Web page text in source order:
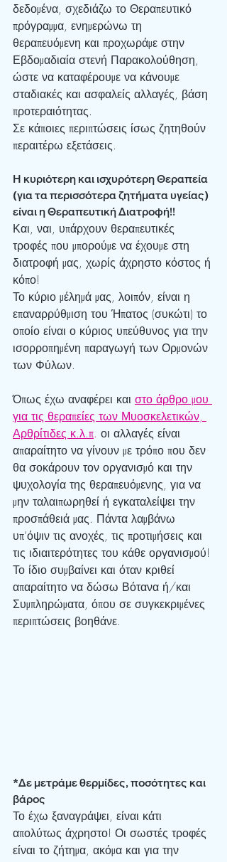
δεδομένα, σχεδιάζω το Θεραπευτικό
πρόγραμμα, ενημερώνω τη
θεραπευόμενη και προχωράμε στην
Εβδομαδιαία στενή Παρακολούθηση,
ώστε να καταφέρουμε να κάνουμε
σταδιακές και ασφαλείς αλλαγές, βάση
προτεραιότητας.
Σε κάποιες περιπτώσεις ίσως ζητηθούν
περαιτέρω εξετάσεις.
Η κυριότερη και ισχυρότερη Θεραπεία
(για τα περισσότερα ζητήματα υγείας)
είναι η Θεραπευτική Διατροφή!!
Και, ναι, υπάρχουν θεραπευτικές
τροφές που μπορούμε να έχουμε στη
διατροφή μας, χωρίς άχρηστο κόστος ή
κόπο!
Το κύριο μέλημά μας, λοιπόν, είναι η
επαναρρύθμιση του Ήπατος (συκώτι) το
οποίο είναι ο κύριος υπεύθυνος για την
ισορροπημένη παραγωγή των Ορμονών
των Φύλων.
Όπως έχω αναφέρει και στο άρθρο μου
για τις θεραπείες των Μυοσκελετικών,
Αρθρίτιδες κ.λ.π. οι αλλαγές είναι
απαραίτητο να γίνουν με τρόπο που δεν
θα σοκάρουν τον οργανισμό και την
ψυχολογία της θεραπευόμενης, για να
μην ταλαιπωρηθεί ή εγκαταλείψει την
προσπάθειά μας. Πάντα λαμβάνω
υπ’όψιν τις ανοχές, τις προτιμήσεις και
τις ιδιαιτερότητες του κάθε οργανισμού!
Το ίδιο συμβαίνει και όταν κριθεί
απαραίτητο να δώσω Βότανα ή/και
Συμπληρώματα, όπου σε συγκεκριμένες
περιπτώσεις βοηθάνε.
*Δε μετράμε θερμίδες, ποσότητες και
βάρος
Το έχω ξαναγράψει, είναι κάτι
απολύτως άχρηστο! Οι σωστές τροφές
είναι το ζήτημα, ακόμα και για την